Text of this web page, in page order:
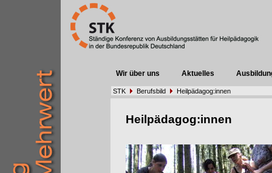
Wir über uns Aktuelles
STK Berufsbild Heilpädagog:innen
Heilpädagog:innen